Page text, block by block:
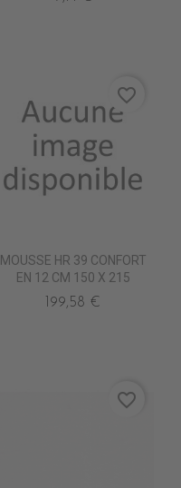
MOUSSE HR 39 CONFORT
EN 12 CM 150 X 215
199,58 €
favorite_border
favorite_border